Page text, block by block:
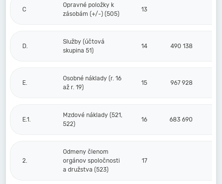
C
Opravné položky k
zásobám (+/-) (505)
13
D.
Služby (účtová
skupina 51)
14 490 138
E.
Osobné náklady (r. 16
až r. 19)
15 967 928
E.1.
Mzdové náklady (521,
522)
16 683 690
2.
Odmeny členom
orgánov spoločnosti
a družstva (523)
17